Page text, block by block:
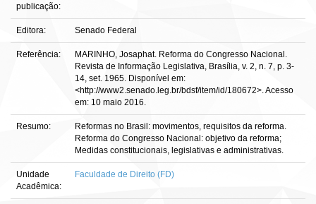
publicação:
Editora: Senado Federal
Referência:
MARINHO, Josaphat. Reforma do Congresso Nacional.
Revista de Informação Legislativa, Brasília, v. 2, n. 7, p. 3-
14, set. 1965. Disponível em:
<http://www2.senado.leg.br/bdsf/item/id/180672>. Acesso
em: 10 maio 2016.
Resumo:
Reformas no Brasil: movimentos, requisitos da reforma.
Reforma do Congresso Nacional: objetivo da reforma;
Medidas constitucionais, legislativas e administrativas.
Unidade
Acadêmica:
Faculdade de Direito (FD)